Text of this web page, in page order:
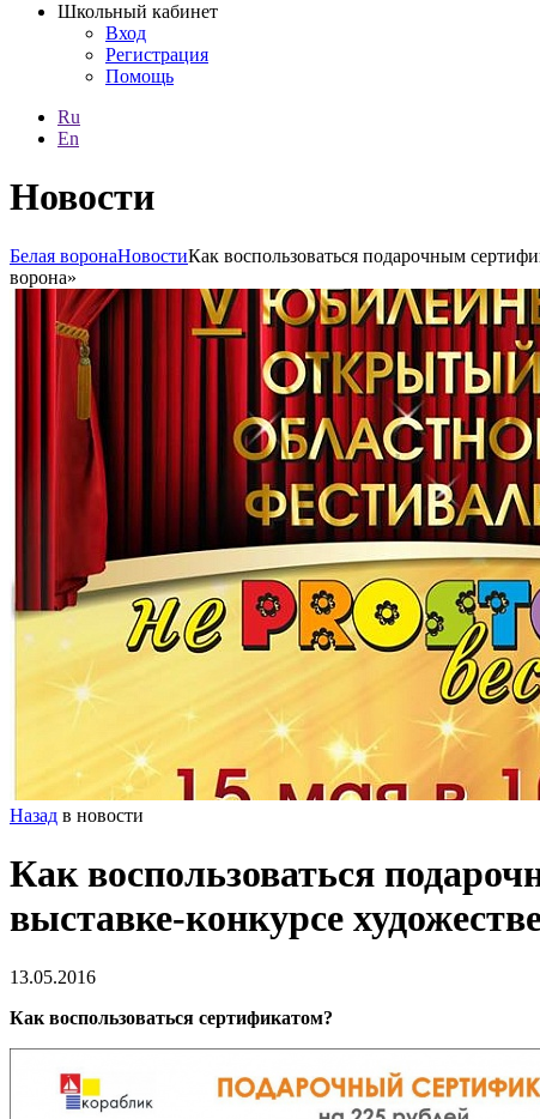
Школьный кабинет
Вход
Регистрация
Помощь
Ru
En
Новости
Белая воронаНовостиКак воспользоваться подарочным
ворона»
Назад в новости
Как воспользоваться
выставке-конкурсе
13.05.2016
Как воспользоваться сертификатом?